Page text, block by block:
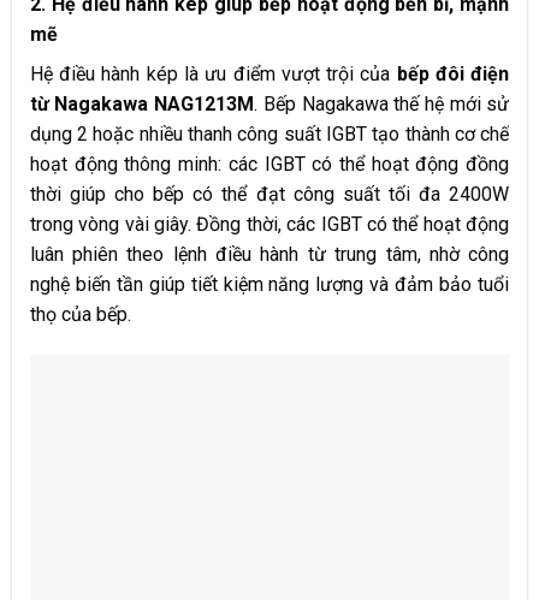
mẽ
Hệ điều hành kép là ưu điểm vượt trội của bếp đôi điện
từ Nagakawa NAG1213M. Bếp Nagakawa thế hệ mới sử
dụng 2 hoặc nhiều thanh công suất IGBT tạo thành cơ chế
hoạt động thông minh: các IGBT có thể hoạt động đồng
thời giúp cho bếp có thể đạt công suất tối đa 2400W
trong vòng vài giây. Đồng thời, các IGBT có thể hoạt động
luân phiên theo lệnh điều hành từ trung tâm, nhờ công
nghệ biến tần giúp tiết kiệm năng lượng và đảm bảo tuổi
thọ của bếp.